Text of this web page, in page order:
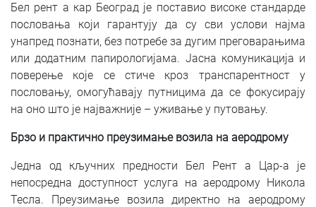
Бел рент а кар Београд је поставио високе стандарде
пословања који гарантују да су сви услови најма
унапред познати, без потребе за дугим преговарањима
или додатним папирологијама. Јасна комуникација и
поверење које се стиче кроз транспарентност у
пословању, омогућавају путницима да се фокусирају
на оно што је најважније – уживање у путовању.
Брзо и практично преузимање возила на аеродрому
Једна од кључних предности Бел Рент а Цар-а је
непосредна доступност услуга на аеродрому Никола
Тесла. Преузимање возила директно на аеродрому